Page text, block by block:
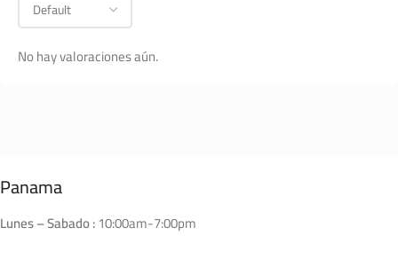
No hay valoraciones aún.
Panama
Lunes – Sabado :10:00am-7:00pm